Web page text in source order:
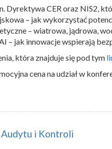
Dyrektywa CER oraz NIS2,
– jak wykorzystać
– wiatrowa, jądrowa,
– jak innowacje wspierają
która znajduje się pod tym
cena na udział w
Audytu i Kontroli